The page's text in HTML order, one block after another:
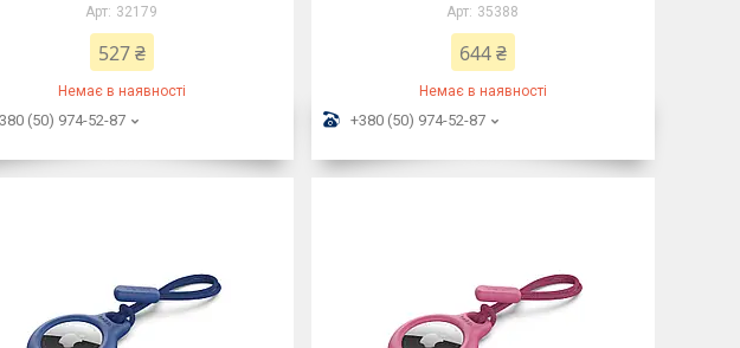
32179
527 ₴
Немає в наявності
(50) 974-52-87
35388
644 ₴
Немає в наявності
+380 (50) 974-52-87